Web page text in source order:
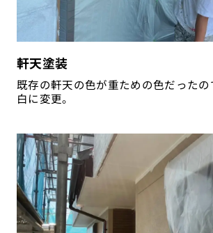
軒天塗装
既存の軒天の色が重ための色だった
白に変更。